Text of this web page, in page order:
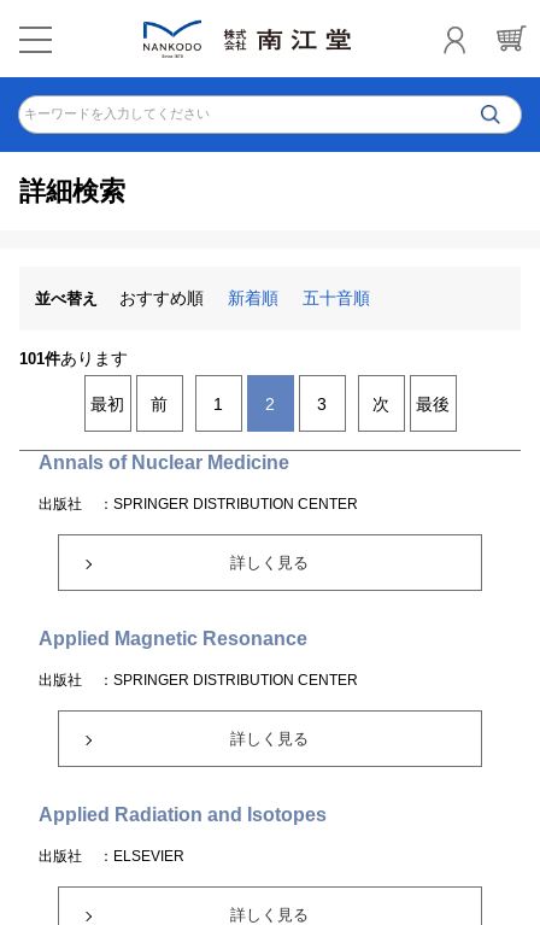
キーワードを入力してください
詳細検索
並べ替え おすすめ順 新着順 五十音順
101件あります
最初 前 1 2 3 次 最後
Annals of Nuclear Medicine
出版社 ：SPRINGER DISTRIBUTION CENTER
詳しく見る
Applied Magnetic Resonance
出版社 ：SPRINGER DISTRIBUTION CENTER
詳しく見る
Applied Radiation and Isotopes
出版社 ：ELSEVIER
詳しく見る